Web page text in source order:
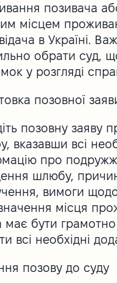
позивача
місцем
в Україні.
обрати суд,
у розгляді
позовної
позовну заяву
вказавши всі
про
шлюбу,
вимоги
місця
має бути
всі необхідні
позову до суду